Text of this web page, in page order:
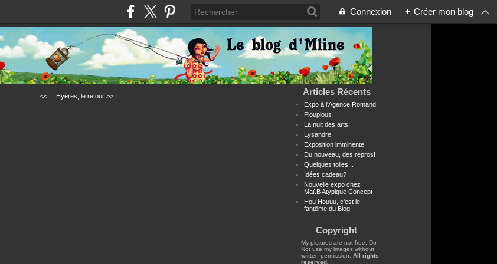
Connexion + Créer mon blog
<< ... Hyères, le retour >> Articles Récents
Expo à l'Agence Romand
Pioupious
La nuit des arts!
Lysandre
Exposition imminente
Du nouveau, des repros!
Quelques toiles...
Idées cadeau?
Nouvelle expo chez
Maï.B Atypique Concept
Hou Houuu, c'est le
fantôme du Blog!
Copyright
My pictures are not free. Do
Not use my images without
written permission. All rights
reserved.